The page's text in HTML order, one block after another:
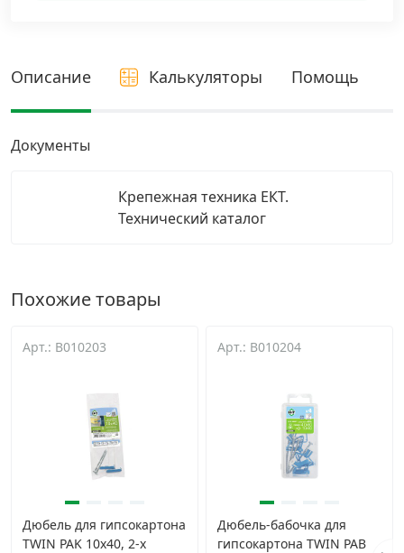
Грузовой крепеж
Комплекты и наборы крепежа
Кронштейны и крюки хозяйственные
Электро и бензоинструмент, оборудование
Нержавеющий крепеж
Скобяные изделия и мебельная фурнитура
Описание Калькуляторы Помощь
Документы
Крепежная техника ЕКТ.
Технический каталог
Похожие товары
Арт.: B010203
Дюбель для гипсокартона
TWIN PAK 10x40, 2-х
Арт.: B010204
Дюбель-бабочка для
гипсокартона TWIN PAB